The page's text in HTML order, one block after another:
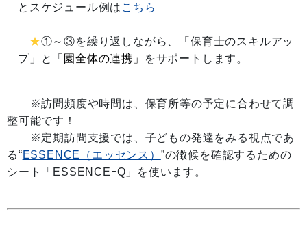
とスケジュール例は こちら
★①～③を繰り返しながら、「保育士のスキルアッ
プ」と「 園全体の連携」 をサポートします。
※訪問頻度や時間は、保育所等の予定に合わせて調
整可能です！
※定期訪問支援では、子どもの発達をみる視点であ
る“ESSENCE（エッセンス） ”の徴候を確認するための
シート「ESSENCEｰQ」を使います。